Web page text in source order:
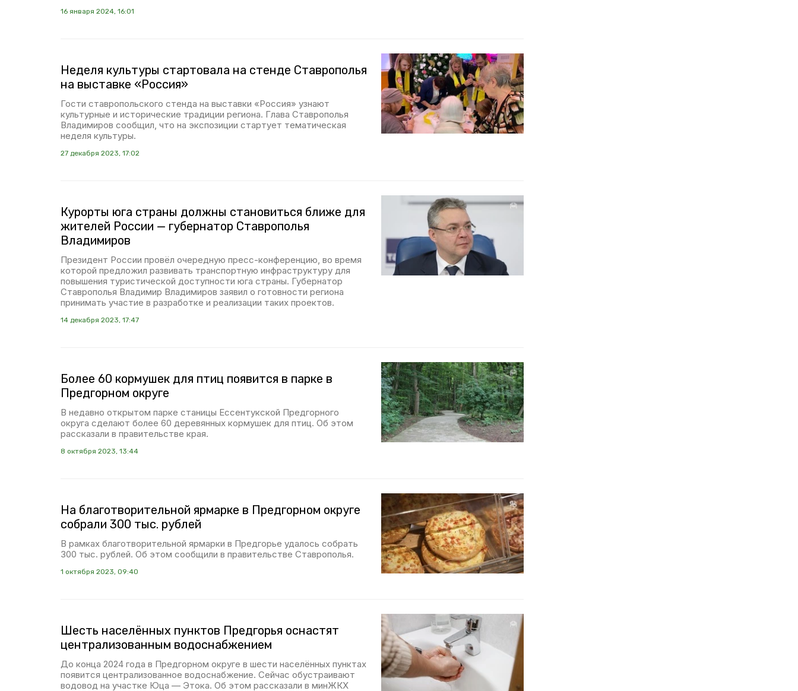
16 января 2024, 16:01
Неделя культуры стартовала на стенде Ставрополья
на выставке «Россия»
Гости ставропольского стенда на выставки «Россия» узнают
культурные и исторические традиции региона. Глава Ставрополья
Владимиров сообщил, что на экспозиции стартует тематическая
неделя культуры.
27 декабря 2023, 17:02
Курорты юга страны должны становиться ближе для
жителей России — губернатор Ставрополья
Владимиров
Президент России провёл очередную пресс-конференцию, во время
которой предложил развивать транспортную инфраструктуру для
повышения туристической доступности юга страны. Губернатор
Ставрополья Владимир Владимиров заявил о готовности региона
принимать участие в разработке и реализации таких проектов.
14 декабря 2023, 17:47
Более 60 кормушек для птиц появится в парке в
Предгорном округе
В недавно открытом парке станицы Ессентукской Предгорного
округа сделают более 60 деревянных кормушек для птиц. Об этом
рассказали в правительстве края.
8 октября 2023, 13:44
На благотворительной ярмарке в Предгорном округе
собрали 300 тыс. рублей
В рамках благотворительной ярмарки в Предгорье удалось собрать
300 тыс. рублей. Об этом сообщили в правительстве Ставрополья.
1 октября 2023, 09:40
Шесть населённых пунктов Предгорья оснастят
централизованным водоснабжением
До конца 2024 года в Предгорном округе в шести населённых пунктах
появится централизованное водоснабжение. Сейчас обустраивают
водовод на участке Юца — Этока. Об этом рассказали в минЖКХ